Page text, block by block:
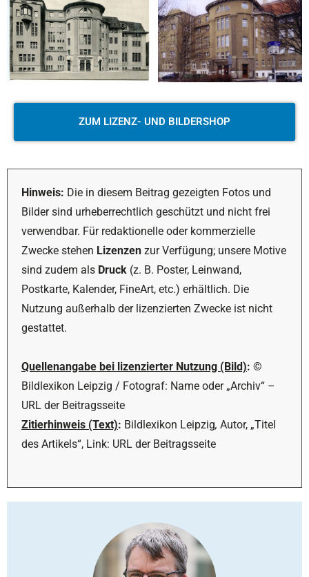
ZUM LIZENZ- UND BILDERSHOP
Hinweis: Die in diesem Beitrag gezeigten Fotos und
Bilder sind urheberrechtlich geschützt und nicht frei
verwendbar. Für redaktionelle oder kommerzielle
Zwecke stehen Lizenzen zur Verfügung; unsere Motive
sind zudem als Druck (z. B. Poster, Leinwand,
Postkarte, Kalender, FineArt, etc.) erhältlich. Die
Nutzung außerhalb der lizenzierten Zwecke ist nicht
gestattet.
Quellenangabe bei lizenzierter Nutzung (Bild): ©
Bildlexikon Leipzig / Fotograf: Name oder „Archiv“ –
URL der Beitragsseite
Zitierhinweis (Text): Bildlexikon Leipzig, Autor, „Titel
des Artikels“, Link: URL der Beitragsseite